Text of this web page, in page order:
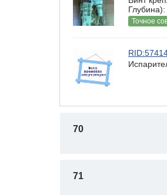
Точное
70
71